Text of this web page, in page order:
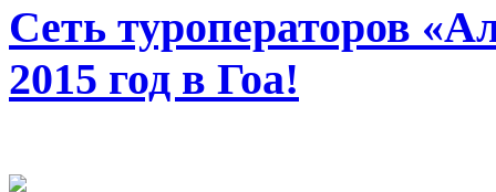
Сеть туроператоров
2015 год в Гоа!